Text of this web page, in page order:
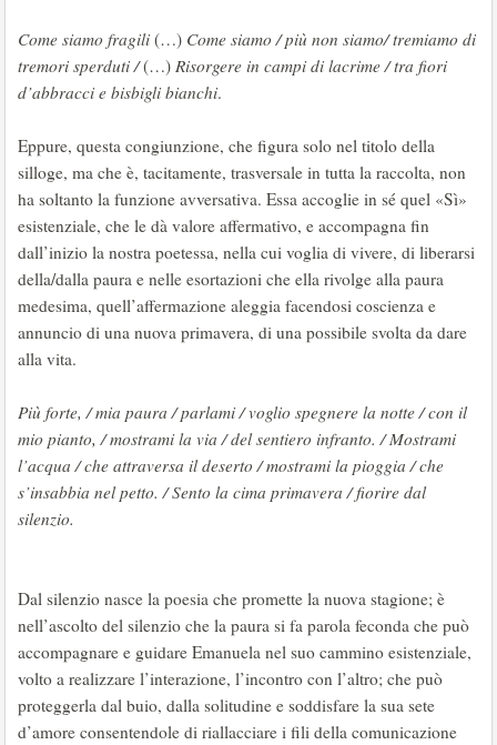
Come siamo fragili (…) Come siamo / più non siamo/ tremiamo di
tremori sperduti /(…) Risorgere in campi di lacrime / tra fiori
d’abbracci e bisbigli bianchi.
Eppure, questa congiunzione, che figura solo nel titolo della
silloge, ma che è, tacitamente, trasversale in tutta la raccolta, non
ha soltanto la funzione avversativa. Essa accoglie in sé quel «Sì»
esistenziale, che le dà valore affermativo, e accompagna fin
dall’inizio la nostra poetessa, nella cui voglia di vivere, di liberarsi
della/dalla paura e nelle esortazioni che ella rivolge alla paura
medesima, quell’affermazione aleggia facendosi coscienza e
annuncio di una nuova primavera, di una possibile svolta da dare
alla vita.
Più forte, / mia paura / parlami / voglio spegnere la notte / con il
mio pianto, / mostrami la via / del sentiero infranto. / Mostrami
l’acqua / che attraversa il deserto / mostrami la pioggia / che
s’insabbia nel petto. / Sento la cima primavera / fiorire dal
silenzio.
Dal silenzio nasce la poesia che promette la nuova stagione; è
nell’ascolto del silenzio che la paura si fa parola feconda che può
accompagnare e guidare Emanuela nel suo cammino esistenziale,
volto a realizzare l’interazione, l’incontro con l’altro; che può
proteggerla dal buio, dalla solitudine e soddisfare la sua sete
d’amore consentendole di riallacciare i fili della comunicazione